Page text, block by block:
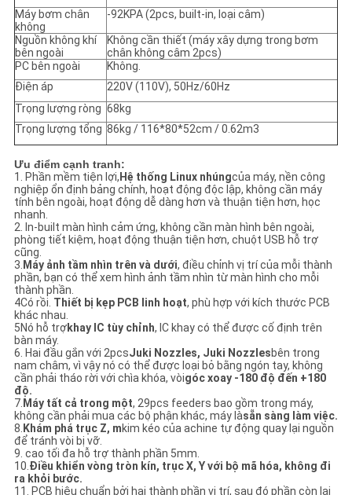
Máy bơm chân
không
-92KPA (2pcs, built-in, loại câm)
Nguồn không khí
bên ngoài
Không cần thiết (máy xây dựng trong bơm
chân không câm 2pcs)
PC bên ngoài
Không.
Điện áp
220V (110V), 50Hz/60Hz
Trọng lượng ròng 68kg
Trọng lượng tổng 86kg / 116*80*52cm / 0.62m3
Ưu điểm cạnh tranh:
1. Phần mềm tiện lợi, Hệ thống Linux nhúngcủa máy, nền công
nghiệp ổn định bảng chính, hoạt động độc lập, không cần máy
tính bên ngoài, hoạt động dễ dàng hơn và thuận tiện hơn, học
nhanh.
2. In-built màn hình cảm ứng, không cần màn hình bên ngoài,
phòng tiết kiệm, hoạt động thuận tiện hơn, chuột USB hỗ trợ
cũng.
3. Máy ảnh tầm nhìn trên và dưới, điều chỉnh vị trí của mỗi thành
phần, bạn có thể xem hình ảnh tầm nhìn từ màn hình cho mỗi
thành phần.
4Có rồi. Thiết bị kẹp PCB linh hoạt, phù hợp với kích thước PCB
khác nhau.
5Nó hỗ trợkhay IC tùy chỉnh, IC khay có thể được cố định trên
bàn máy.
6. Hai đầu gắn với 2pcsJuki Nozzles, Juki Nozzlesbên trong
nam châm, vì vậy nó có thể được loại bỏ bằng ngón tay, không
cần phải tháo rời với chìa khóa, vòigóc xoay -180 độ đến +180
độ.
7. Máy tất cả trong một, 29pcs feeders bao gồm trong máy,
không cần phải mua các bộ phận khác, máy làsẵn sàng làm việc.
8. Khám phá trục Z, mkim kéo của achine tự động quay lại nguồn
để tránh vòi bị vỡ.
9. cao tối đa hỗ trợ thành phần 5mm.
10.Điều khiển vòng tròn kín, trục X, Y với bộ mã hóa, không đi
ra khỏi bước.
11. PCB hiệu chuẩn bởi hai thành phần vị trí, sau đó phần còn lại